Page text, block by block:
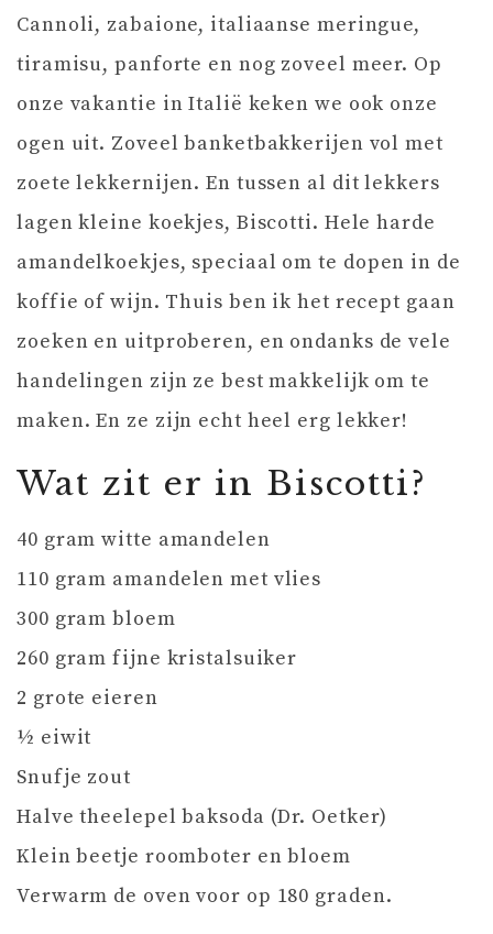
Cannoli, zabaione, italiaanse meringue,
tiramisu, panforte en nog zoveel meer. Op
onze vakantie in Italië keken we ook onze
ogen uit. Zoveel banketbakkerijen vol met
zoete lekkernijen. En tussen al dit lekkers
lagen kleine koekjes, Biscotti. Hele harde
amandelkoekjes, speciaal om te dopen in de
koffie of wijn. Thuis ben ik het recept gaan
zoeken en uitproberen, en ondanks de vele
handelingen zijn ze best makkelijk om te
maken. En ze zijn echt heel erg lekker!
Wat zit er in Biscotti?
40 gram witte amandelen
110 gram amandelen met vlies
300 gram bloem
260 gram fijne kristalsuiker
2 grote eieren
½ eiwit
Snufje zout
Halve theelepel baksoda (Dr. Oetker)
Klein beetje roomboter en bloem
Verwarm de oven voor op 180 graden.